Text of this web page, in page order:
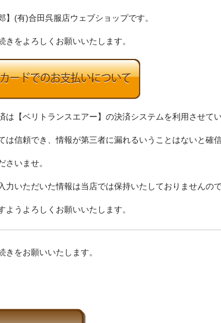
】(有)合田呉服店ウェブショップです。
きをよろしくお願いいたします。
は【ベリトランスエアー】の決済システムを利用させて
は信頼でき、情報が第三者に漏れるいうことはないと確
さいませ。
力いただいた情報は当店では保持いたしておりませんの
ようよろしくお願いいたします。
きをお願いいたします。